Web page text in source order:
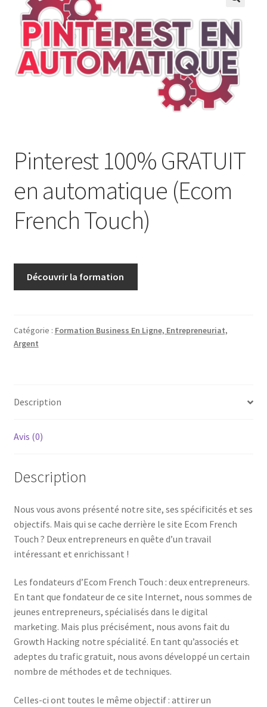
Pinterest 100% GRATUIT
en automatique (Ecom
French Touch)
Découvrir la formation
Catégorie : Formation Business En Ligne, Entrepreneuriat,
Argent
Description
Avis (0)
Description
Nous vous avons présenté notre site, ses spécificités et ses
objectifs. Mais qui se cache derrière le site Ecom French
Touch ? Deux entrepreneurs en quête d’un travail
intéressant et enrichissant !
Les fondateurs d’Ecom French Touch : deux entrepreneurs.
En tant que fondateur de ce site Internet, nous sommes de
jeunes entrepreneurs, spécialisés dans le digital
marketing. Mais plus précisément, nous avons fait du
Growth Hacking notre spécialité. En tant qu’associés et
adeptes du trafic gratuit, nous avons développé un certain
nombre de méthodes et de techniques.
Celles-ci ont toutes le même objectif : attirer un